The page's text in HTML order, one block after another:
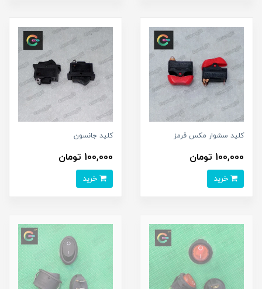
کلید سشوار مکس قرمز
100,000 تومان
کلید جانسون
100,000 تومان